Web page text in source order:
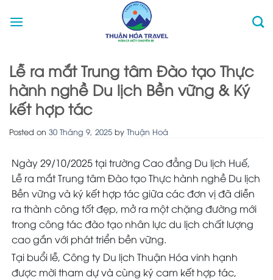
Lễ ra mắt Trung tâm Đào tạo Thực
hành nghề Du lịch Bền vững & Ký
kết hợp tác
Posted on 30 Tháng 9, 2025 by Thuận Hoá
Ngày 29/10/2025 tại trường Cao đẳng Du lịch Huế,
Lễ ra mắt Trung tâm Đào tạo Thực hành nghề Du lịch
Bền vững và ký kết hợp tác giữa các đơn vị đã diễn
ra thành công tốt đẹp, mở ra một chặng đường mới
trong công tác đào tạo nhân lực du lịch chất lượng
cao gắn với phát triển bền vững.
Tại buổi lễ, Công ty Du lịch Thuận Hóa vinh hạnh
được mời tham dự và cùng ký cam kết hợp tác,